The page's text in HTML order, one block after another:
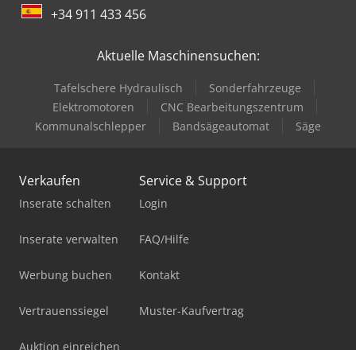
+34 911 433 456
Aktuelle Maschinensuchen:
Tafelschere Hydraulisch
Sonderfahrzeuge
Elektromotoren
CNC Bearbeitungszentrum
Kommunalschlepper
Bandsägeautomat Säge
Verkaufen
Inserate schalten
Inserate verwalten
Werbung buchen
Vertrauenssiegel
Auktion einreichen
Service & Support
Login
FAQ/Hilfe
Kontakt
Muster-Kaufvertrag